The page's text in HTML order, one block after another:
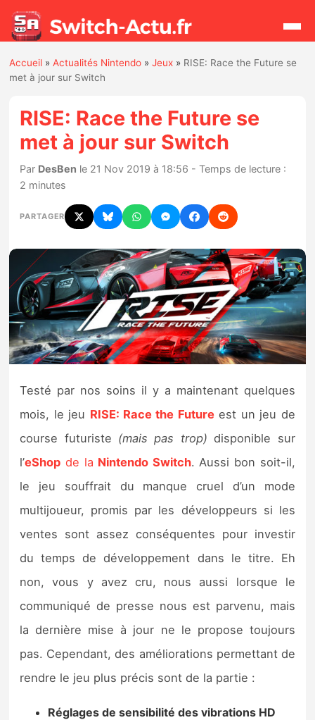
Actualités
Jeux
Hardware
Chiffres de ventes
Rumeurs
Nintendo Direct
Tests et previews
Tests de jeux
Tests d’accessoires
Autres tests
Previews
Précommandes
Précommandes jeux Switch 2
Bons plans
Accueil »Actualités Nintendo »Jeux » RISE: Race the Future se
met à jour sur Switch
RISE: Race the Future se
met à jour sur Switch
Par DesBen le 21 Nov 2019 à 18:56 - Temps de lecture :
2 minutes
PARTAGER
Testé par nos soins il y a maintenant quelques
mois, le jeu RISE: Race the Futureest un jeu de
course futuriste (mais pas trop) disponible sur
l’eShop de la Nintendo Switch. Aussi bon soit-il,
le jeu souffrait du manque cruel d’un mode
multijoueur, promis par les développeurs si les
ventes sont assez conséquentes pour investir
du temps de développement dans le titre. Eh
non, vous y avez cru, nous aussi lorsque le
communiqué de presse nous est parvenu, mais
la dernière mise à jour ne le propose toujours
pas. Cependant, des améliorations permettant de
rendre le jeu plus précis sont de la partie :
Réglages de sensibilité des vibrations HD